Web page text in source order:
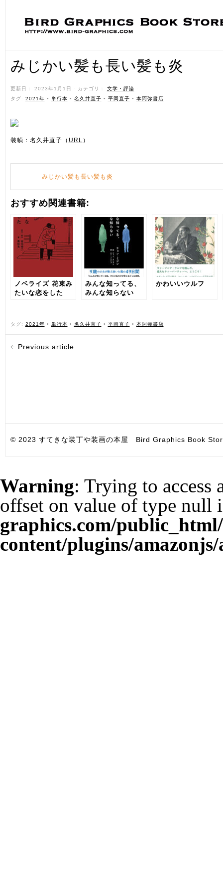
みじかい髪も長い髪も炎
更新日： 2023年1月1日 ˑ カテゴリ： 文学・評論 ˑ
タグ: 2021年 • 単行本 • 名久井直子 • 平岡直子 • 本阿弥書店
装幀：名久井直子（ URL ）
みじかい髪も長い髪も炎
おすすめ関連書籍:
ノベライズ 花束み
たいな恋をした
みんな知ってる、
みんな知らない
かわいいウルフ
タグ: 2021年 • 単行本 • 名久井直子 • 平岡直子 • 本阿弥書店
Previous article
© 2023 すてきな装丁や装画の本屋 Bird Graphics Book
Warning: Trying to access
offset on value of type null
graphics.com/
content/plugins/